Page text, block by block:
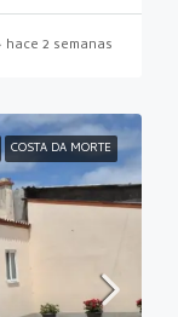
hace 2 semanas
COSTA DA MORTE